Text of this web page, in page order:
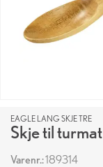
EAGLE LANG SKJE TRE
Skje til turmat
Varenr.:189314